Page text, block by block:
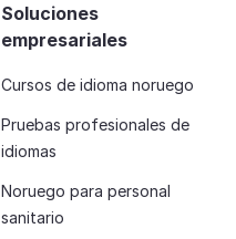
Soluciones
empresariales
Cursos de idioma noruego
Pruebas profesionales de
idiomas
Noruego para personal
sanitario